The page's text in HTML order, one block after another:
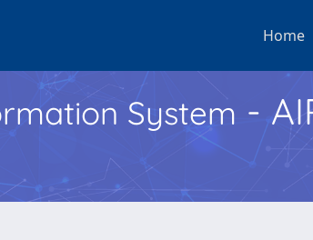
Home
System -